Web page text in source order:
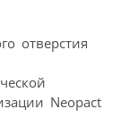
отверстия
Neopact